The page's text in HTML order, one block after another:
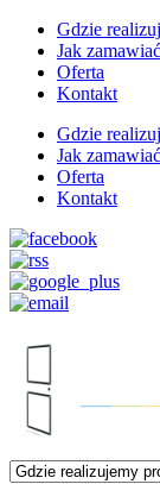
Gdzie
Jak
Oferta
Kontakt
Gdzie
Jak
Oferta
Kontakt